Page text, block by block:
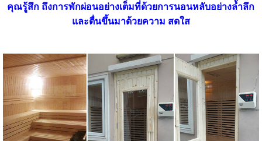
คุณรู้สึก ถึงการพักผ่อนอย่างเต็มที่ด้วยการนอนหลับอย่างล้ำลึก
และตื่นขึ้นมาด้วยความ สดใส